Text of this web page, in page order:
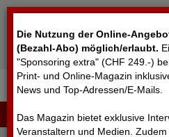
Die Nutzung der Online-
(Bezahl-Abo) möglich/erlaubt.
"Sponsoring extra" (CHF 249.-)
Print- und Online-Magazin
News und Top-Adressen/E-Mails.
Das Magazin bietet exklusive
Veranstaltern und Medien.
LOGIN
Cookie-Einstellungen